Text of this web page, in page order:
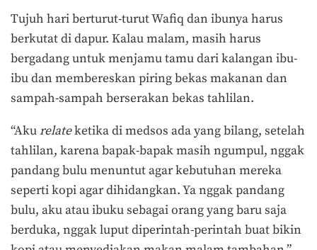
Tujuh hari berturut-turut Wafiq dan ibunya harus
berkutat di dapur. Kalau malam, masih harus
bergadang untuk menjamu tamu dari kalangan ibu-
ibu dan membereskan piring bekas makanan dan
sampah-sampah berserakan bekas tahlilan.
“Akurelateketika di medsos ada yang bilang, setelah
tahlilan, karena bapak-bapak masih ngumpul, nggak
pandang bulu menuntut agar kebutuhan mereka
seperti kopi agar dihidangkan. Ya nggak pandang
bulu, aku atau ibuku sebagai orang yang baru saja
berduka, nggak luput diperintah-perintah buat bikin